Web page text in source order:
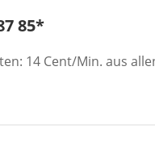
85*
14 Cent/Min. aus